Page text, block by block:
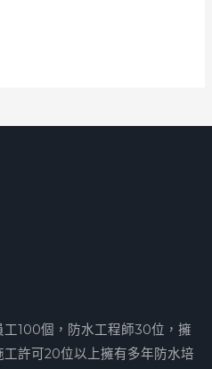
100個，防水工程師30位，擁
許可20位以上擁有多年防水培